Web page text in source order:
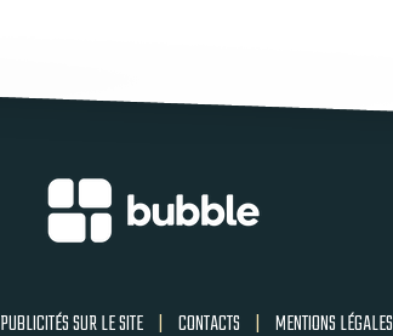
PUBLICITÉS SUR LE SITE | CONTACTS | MENTIONS LÉGALES